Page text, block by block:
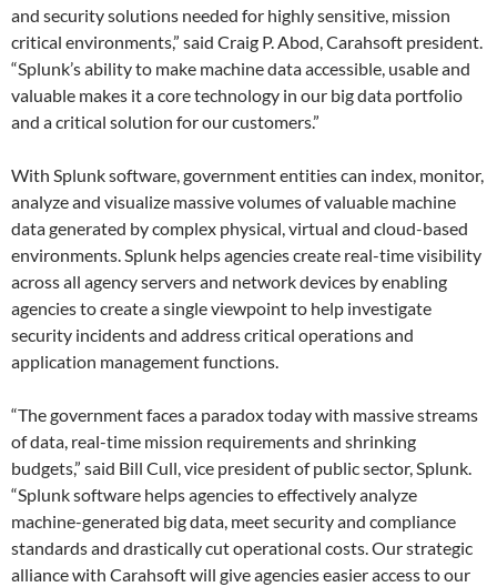
and security solutions needed for highly sensitive, mission
critical environments,” said Craig P. Abod, Carahsoft president.
“Splunk’s ability to make machine data accessible, usable and
valuable makes it a core technology in our big data portfolio
and a critical solution for our customers.”
With Splunk software, government entities can index, monitor,
analyze and visualize massive volumes of valuable machine
data generated by complex physical, virtual and cloud-based
environments. Splunk helps agencies create real-time visibility
across all agency servers and network devices by enabling
agencies to create a single viewpoint to help investigate
security incidents and address critical operations and
application management functions.
“The government faces a paradox today with massive streams
of data, real-time mission requirements and shrinking
budgets,” said Bill Cull, vice president of public sector, Splunk.
“Splunk software helps agencies to effectively analyze
machine-generated big data, meet security and compliance
standards and drastically cut operational costs. Our strategic
alliance with Carahsoft will give agencies easier access to our